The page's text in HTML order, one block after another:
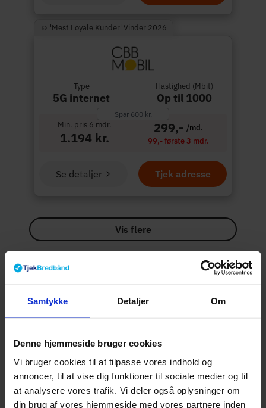
Samtykke Detaljer Om
Denne hjemmeside bruger cookies
Vi bruger cookies til at tilpasse vores indhold og
annoncer, til at vise dig funktioner til sociale medier og til
at analysere vores trafik. Vi deler også oplysninger om
din brug af vores hjemmeside med vores partnere inden
☺︎ 'Mest Loyale Kunder' Vinder 2026
Type
5G internet
Hastighed (Mbit)
Op til 1000
Spar 600 kr.
Min. pris 6 mdr.
1.194 kr.
299,- /md.
99,- første 3 mdr.
Tjek adresse
Se detaljer
Vis flere
Derfor kan du trygt
På Tjekbredbånd forsøger vi at give dig et
overblik over dine internet muligheder. Vi
efter faktorer som popularitet, hastighed,
priser og vores kommission. Vi bliver
kompenseret for at sende kunder til
vores samarbejdspartnere.Læs mere
her